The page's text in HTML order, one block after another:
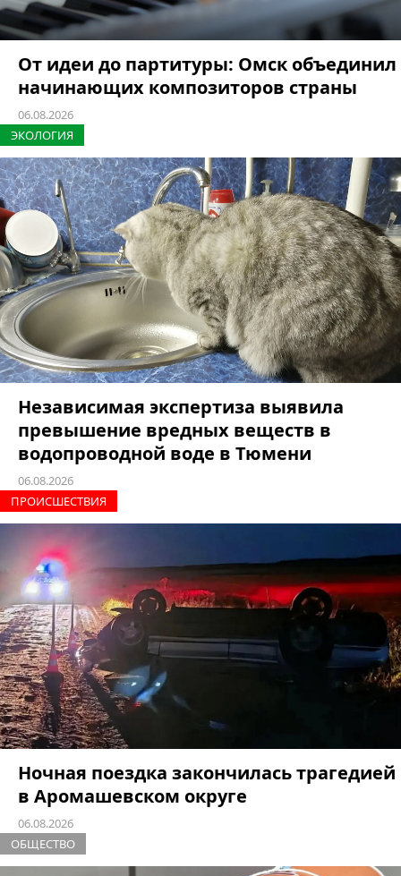
От идеи до партитуры: Омск объединил
начинающих композиторов страны
06.08.2026
ЭКОЛОГИЯ
Независимая экспертиза выявила
превышение вредных веществ в
водопроводной воде в Тюмени
06.08.2026
ПРОИCШЕСТВИЯ
Ночная поездка закончилась трагедией
в Аромашевском округе
06.08.2026
ОБЩЕСТВО